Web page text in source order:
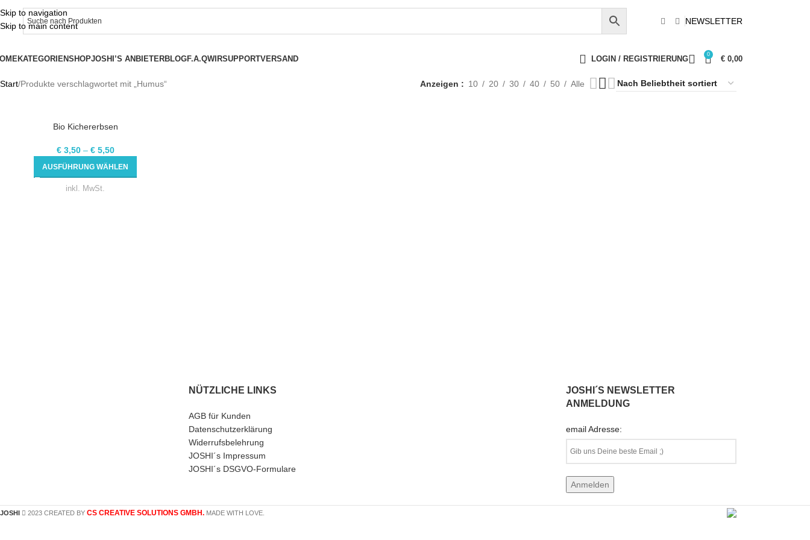
Skip to navigation
Skip to main content
NEWSLETTER
KATEGORIENSHOPJOSHI’S ANBIETERBLOGF.A.QWIRSUPPORTVERSAND LOGIN / REGISTRIERUNG
0
€ 0,00
Start Produkte verschlagwortet mit „Humus“ Anzeigen 10 20 30 40 50 Alle
Bio Kichererbsen
€3,50– €5,50
AUSFÜHRUNG WÄHLEN
inkl. MwSt.
NÜTZLICHE LINKS
AGB für Kunden
Datenschutzerklärung
Widerrufsbelehrung
JOSHI´s Impressum
JOSHI´s DSGVO-Formulare
JOSHI´S NEWSLETTER
ANMELDUNG
email Adresse:
JOSHI 2023 CREATED BY CS CREATIVE SOLUTIONS GMBH. MADE WITH LOVE.